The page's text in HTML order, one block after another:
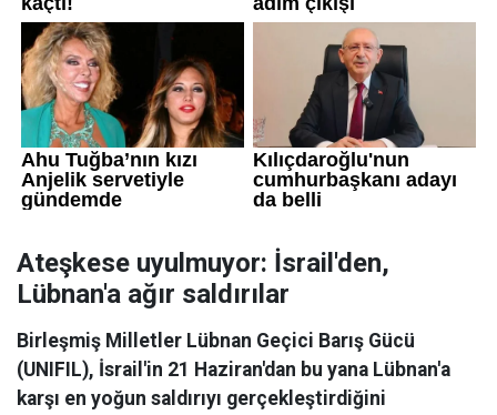
Ateşkese uyulmuyor: İsrail'den,
Lübnan'a ağır saldırılar
Birleşmiş Milletler Lübnan Geçici Barış Gücü
(UNIFIL), İsrail'in 21 Haziran'dan bu yana Lübnan'a
karşı en yoğun saldırıyı gerçekleştirdiğini